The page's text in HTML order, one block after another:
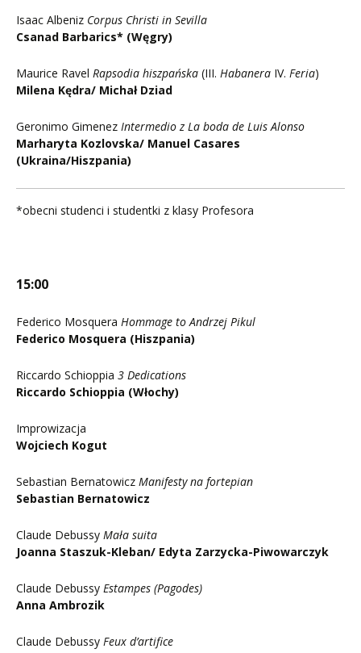
Isaac Albeniz Corpus Christi in Sevilla
Csanad Barbarics* (Węgry)
Maurice Ravel Rapsodia hiszpańska (III. Habanera IV. Feria)
Milena Kędra/ Michał Dziad
Geronimo Gimenez Intermedio z La boda de Luis Alonso
Marharyta Kozlovska/ Manuel Casares
(Ukraina/Hiszpania)
*obecni studenci i studentki z klasy Profesora
15:00
Federico Mosquera Hommage to Andrzej Pikul
Federico Mosquera (Hiszpania)
Riccardo Schioppia 3 Dedications
Riccardo Schioppia (Włochy)
Improwizacja
Wojciech Kogut
Sebastian Bernatowicz Manifesty na fortepian
Sebastian Bernatowicz
Claude Debussy Mała suita
Joanna Staszuk-Kleban/ Edyta Zarzycka-Piwowarczyk
Claude Debussy Estampes (Pagodes)
Anna Ambrozik
Claude Debussy Feux d’artifice